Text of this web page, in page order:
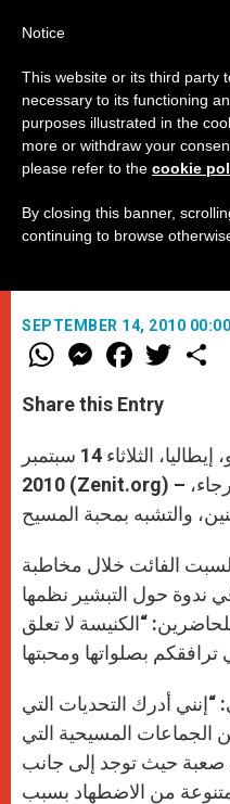
الكنيسة تضع
رجاءها فيكم
SEPTEMBER 14, 2010 00:00
W
h
t
s
p
M
e
s
e
g
e
r
F
a
e
b
o
k
w
r
Share this Entry
كاستل غاندولفو، إيطاليا، الثلاثاء 14 سبتمبر
2010 (Zenit.org) – يقضي عمل الأسقف بتعزيز الرجاء،
السبت الفائت خلال مخاطبة
ندوة حول التبشير نظمها
“الكنيسة لا تعلق
أدرك التحديات التي
المسيحية التي
حيث توجد إلى جانب
من الاضطهاد بسبب
Notice
This website or its third party
necessary to its functioning
purposes illustrated in the
more or withdraw your
please refer to the cookie
By closing this banner,
continuing to browse